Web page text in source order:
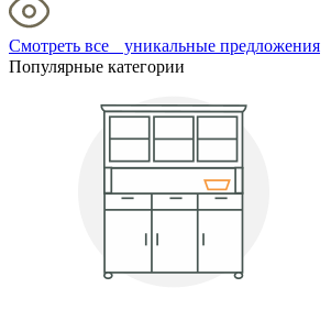
Смотреть все уникальные предложения
Популярные категории